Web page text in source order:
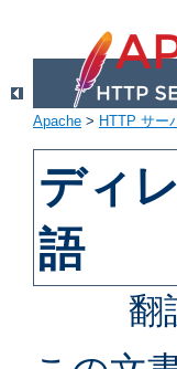
Apache > HTTP サー
ディ
語
翻